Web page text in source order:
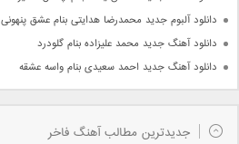
دانلود آلبوم جدید محمدرضا هدایتی بنام عشق پنهونی
دانلود آهنگ جدید محمد علیزاده بنام گلودرد
دانلود آهنگ جدید احمد سعیدی بنام واسه عشقه
جدیدترین مطالب آهنگ فاخر